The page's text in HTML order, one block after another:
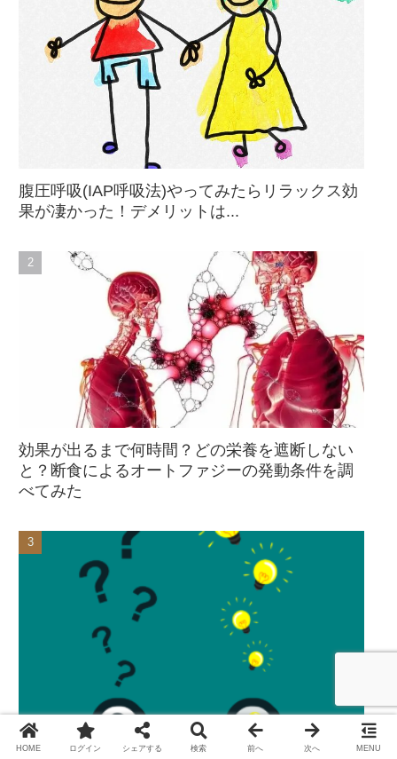
腹圧呼吸(IAP呼吸法)やってみたらリラックス効
果が凄かった！デメリットは...
効果が出るまで何時間？どの栄養を遮断しない
と？断食によるオートファジーの発動条件を調
べてみた
【感想】瞑想やったら人生こんなに変わる?精神
HOME ログイン シェアする 検索 前へ 次へ MENU